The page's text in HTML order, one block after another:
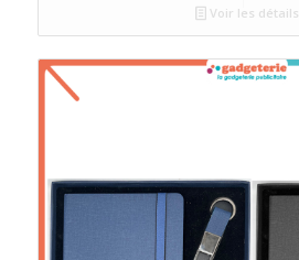
Voir les détails